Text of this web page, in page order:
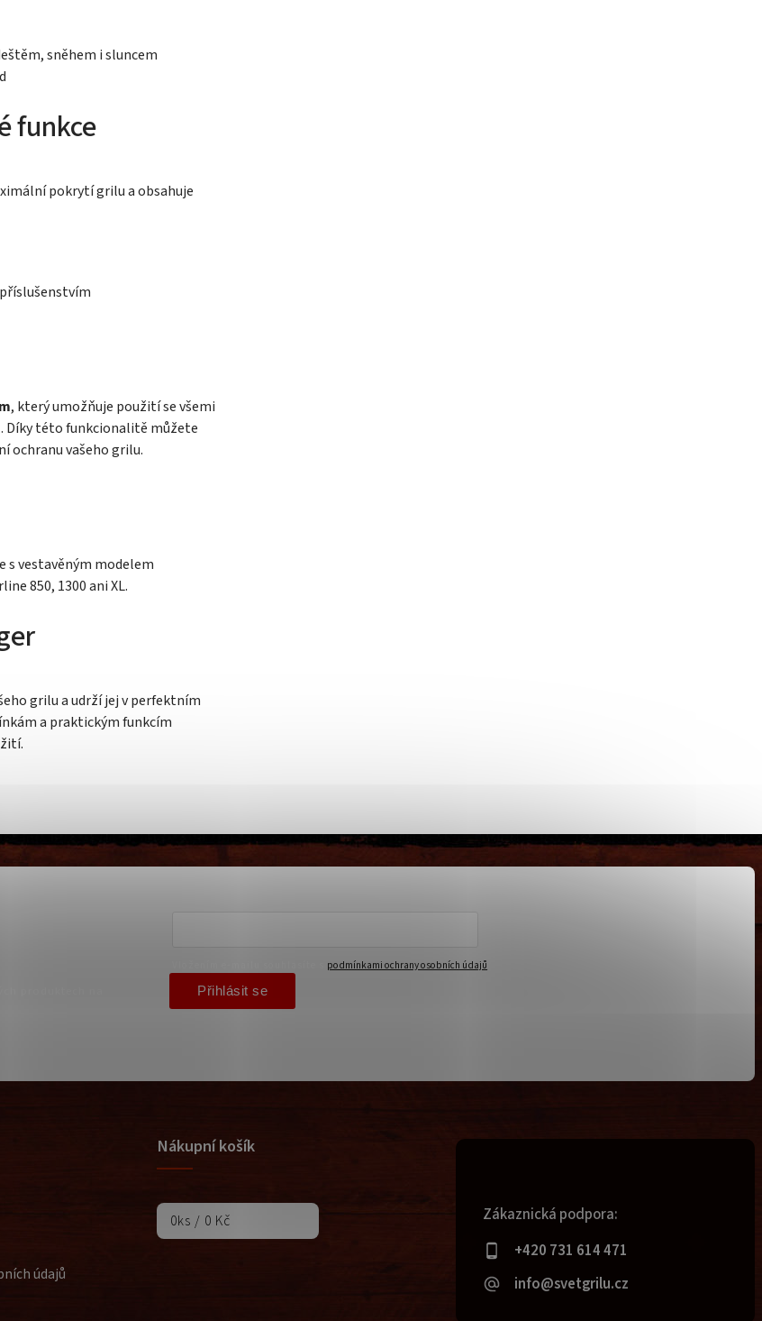
sněhem i sluncem
funkce
pokrytí grilu a obsahuje
, který umožňuje použití se všemi
Díky této funkcionalitě můžete
ochranu vašeho grilu.
vestavěným modelem
850, 1300 ani XL.
grilu a udrží jej v perfektním
a praktickým funkcím
Zákaznická podpora:
+420 731 614 471
info@svetgrilu.cz
údajů
Nákupní košík
0ks / 0 Kč
podmínkami ochrany osobních údajů
Přihlásit se